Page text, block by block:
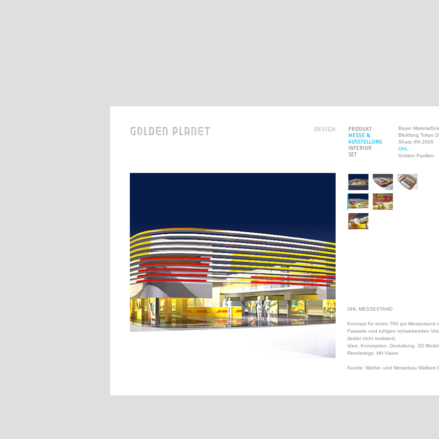
Bayer
Blickfang Tokyo
Sharp IFA 2005
DHL
Golden Pavilion
DHL MESSESTAND
Konzept für einen 700 qm Messestand
Fassade und ruhigen schwebenden
(leider nicht realisiert).
Idee, Konzeption, Gestaltung, 3D
Renderings: HH Vision
Kunde: Werbe- und Messebau